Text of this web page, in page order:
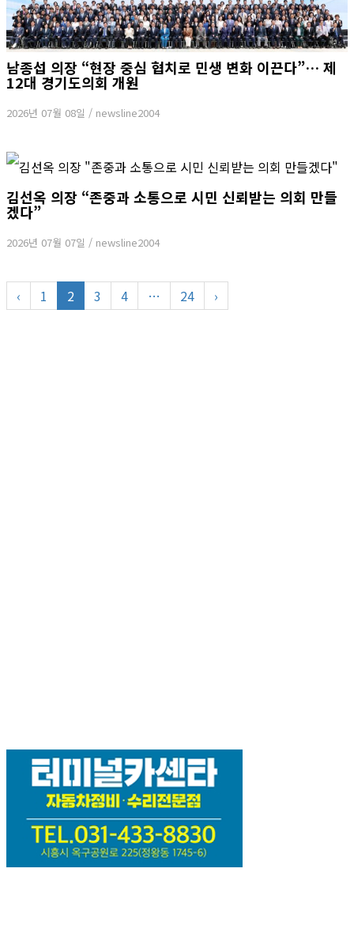
남종섭 의장 “현장 중심 협치로 민생 변화 이끈다”… 제
12대 경기도의회 개원
2026년 07월 08일 / newsline2004
김선옥 의장 “존중과 소통으로 시민 신뢰받는 의회 만들
겠다”
2026년 07월 07일 / newsline2004
‹ 1 2 3 4 … 24 ›